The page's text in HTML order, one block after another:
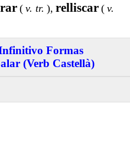
( v. tr. ), relliscar ( v.
Formas
(Verb Castellà)